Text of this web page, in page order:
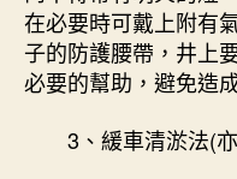
在必要時可戴上附有
子的防護腰帶，井上
必要的幫助，避免造
3、緩車清淤法(亦